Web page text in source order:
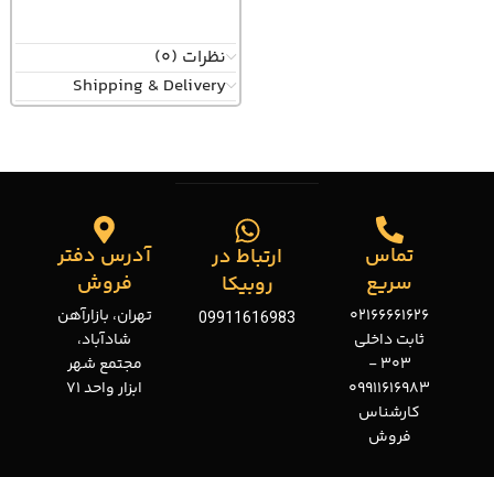
نظرات (0)
Shipping & Delivery
تماس
سریع
02166661626
ثابت داخلی
303 -
09911616983
کارشناس
فروش
ارتباط در
روبیکا
09911616983
آدرس دفتر
فروش
تهران، بازارآهن
شادآباد،
مجتمع شهر
ابزار واحد 71